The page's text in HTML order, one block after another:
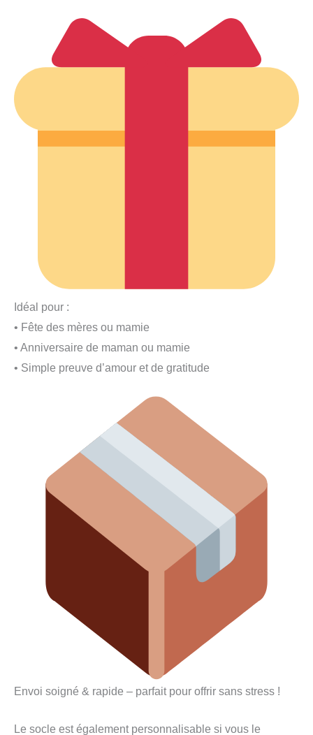
Idéal pour :
• Fête des mères ou mamie
• Anniversaire de maman ou mamie
• Simple preuve d’amour et de gratitude
Envoi soigné & rapide – parfait pour offrir sans stress !
Le socle est également personnalisable si vous le